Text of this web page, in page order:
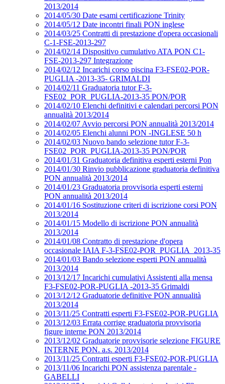
2013/2014
2014/05/30 Date esami certificazione Trinity
2014/05/12 Date incontri finali PON inglese
2014/03/25 Contratti di prestazione d'opera occasionali
C-1-FSE-2013-297
2014/02/14 Dispositivo cumulativo ATA PON C1-
FSE-2013-297 Integrazione
2014/02/12 Incarichi corso piscina F3-FSE02-POR-
PUGLIA -2013-35- GRIMALDI
2014/02/11 Graduatoria tutor F-3-
FSE02_POR_PUGLIA-2013-35 PON/POR
2014/02/10 Elenchi definitivi e calendari percorsi PON
annualità 2013/2014
2014/02/07 Avvio percorsi PON annualità 2013/2014
2014/02/05 Elenchi alunni PON -INGLESE 50 h
2014/02/03 Nuovo bando selezione tutor F-3-
FSE02_POR_PUGLIA-2013-35 PON/POR
2014/01/31 Graduatoria definitiva esperti esterni Pon
2014/01/30 Rinvio pubblicazione graduatoria definitiva
PON annualità 2013/2014
2014/01/23 Graduatoria provvisoria esperti esterni
PON annualità 2013/2014
2014/01/16 Sostituzione criteri di iscrizione corsi PON
2013/2014
2014/01/15 Modello di iscrizione PON annualità
2013/2014
2014/01/08 Contratto di prestazione d'opera
occasionale IAIA F-3-FSE02-POR_PUGLIA_2013-35
2014/01/03 Bando selezione esperti PON annualità
2013/2014
2013/12/17 Incarichi cumulativi Assistenti alla mensa
F3-FSE02-POR-PUGLIA -2013-35 Grimaldi
2013/12/12 Graduatorie definitive PON annualità
2013/2014
2013/11/25 Contratti esperti F3-FSE02-POR-PUGLIA
2013/12/03 Errata corrige graduatoria provvisoria
figure interne PON 2013/2014
2013/12/02 Graduatorie provvisorie selezione FIGURE
INTERNE PON. a.s. 2013/2014
2013/11/25 Contratti esperti F3-FSE02-POR-PUGLIA
2013/11/06 Incarichi PON assistenza parentale -
GABELLI